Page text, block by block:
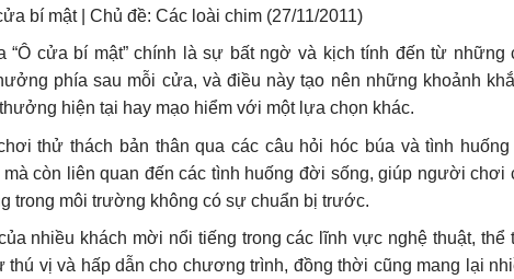
bí mật | Chủ đề: Các loài chim (27/11/2011)
cửa bí mật” chính là sự bất ngờ và kịch tính đến từ những
phía sau mỗi cửa, và điều này tạo nên những khoảnh
hiện tại hay mạo hiểm với một lựa chọn khác.
thử thách bản thân qua các câu hỏi hóc búa và tình
còn liên quan đến các tình huống đời sống, giúp người chơi
trong môi trường không có sự chuẩn bị trước.
nhiều khách mời nổi tiếng trong các lĩnh vực nghệ thuật, thể
vị và hấp dẫn cho chương trình, đồng thời cũng mang lại